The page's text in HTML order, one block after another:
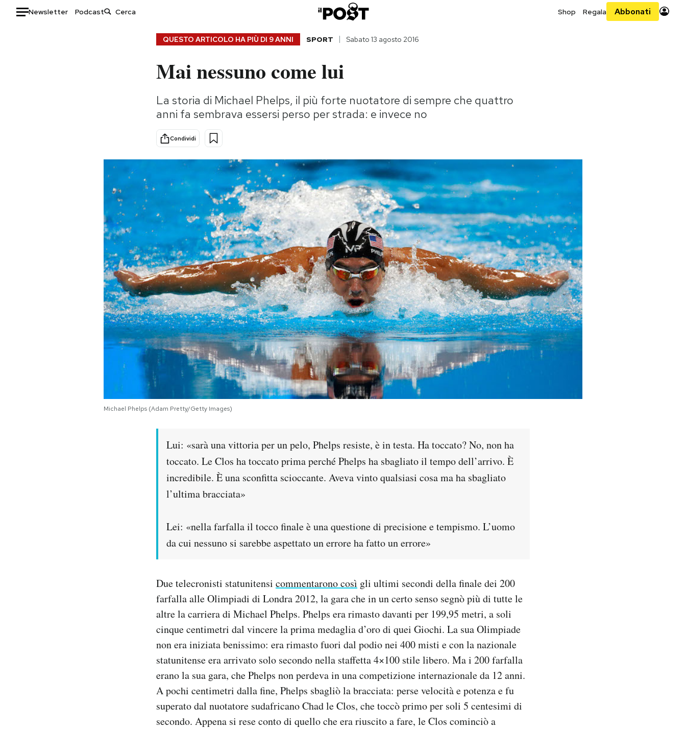
Newsletter Podcast Shop Regala Abbonati
Consumismi
Storie/Idee
Ok Boomer!
Media
Europa
Altrecose
Mondiali calcio 2026
QUESTO ARTICOLO HA PIÙ DI 9 ANNI SPORT Sabato 13 agosto 2016
Mai nessuno come lui
La storia di Michael Phelps, il più forte nuotatore di sempre che quattro
anni fa sembrava essersi perso per strada: e invece no
Condividi
Michael Phelps (Adam Pretty/Getty Images)
Lui: «sarà una vittoria per un pelo, Phelps resiste, è in testa. Ha toccato? No, non ha
toccato. Le Clos ha toccato prima perché Phelps ha sbagliato il tempo dell’arrivo. È
incredibile. È una sconfitta scioccante. Aveva vinto qualsiasi cosa ma ha sbagliato
l’ultima bracciata»
Lei: «nella farfalla il tocco finale è una questione di precisione e tempismo. L’uomo
da cui nessuno si sarebbe aspettato un errore ha fatto un errore»
Due telecronisti statunitensi commentarono così gli ultimi secondi della finale dei 200
farfalla alle Olimpiadi di Londra 2012, la gara che in un certo senso segnò più di tutte le
altre la carriera di Michael Phelps. Phelps era rimasto davanti per 199,95 metri, a soli
cinque centimetri dal vincere la prima medaglia d’oro di quei Giochi. La sua Olimpiade
non era iniziata benissimo: era rimasto fuori dal podio nei 400 misti e con la nazionale
statunitense era arrivato solo secondo nella staffetta 4×100 stile libero. Ma i 200 farfalla
erano la sua gara, che Phelps non perdeva in una competizione internazionale da 12 anni.
A pochi centimetri dalla fine, Phelps sbagliò la bracciata: perse velocità e potenza e fu
superato dal nuotatore sudafricano Chad le Clos, che toccò primo per soli 5 centesimi di
secondo. Appena si rese conto di quello che era riuscito a fare, le Clos cominciò a